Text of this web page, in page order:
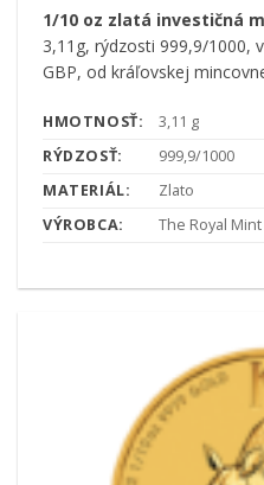
1/10 oz zlatá investičná
3,11g, rýdzosti 999,9/1000,
GBP, od kráľovskej
HMOTNOSŤ:
3,11 g
RÝDZOSŤ:
999,9/1000
MATERIÁL:
Zlato
VÝROBCA:
The Royal